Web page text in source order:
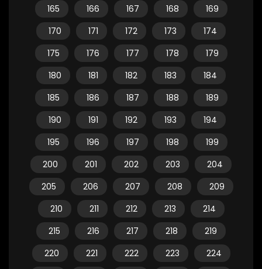
165
166 167 168
169
170
171 172 173
174
175
176 177 178
179
180
181 182 183
184
185
186 187 188
189
190
191 192 193
194
195
196 197 198
199
200
201 202 203
204
205
206 207 208
209
210
211 212 213
214
215
216 217 218
219
220
221 222 223
224